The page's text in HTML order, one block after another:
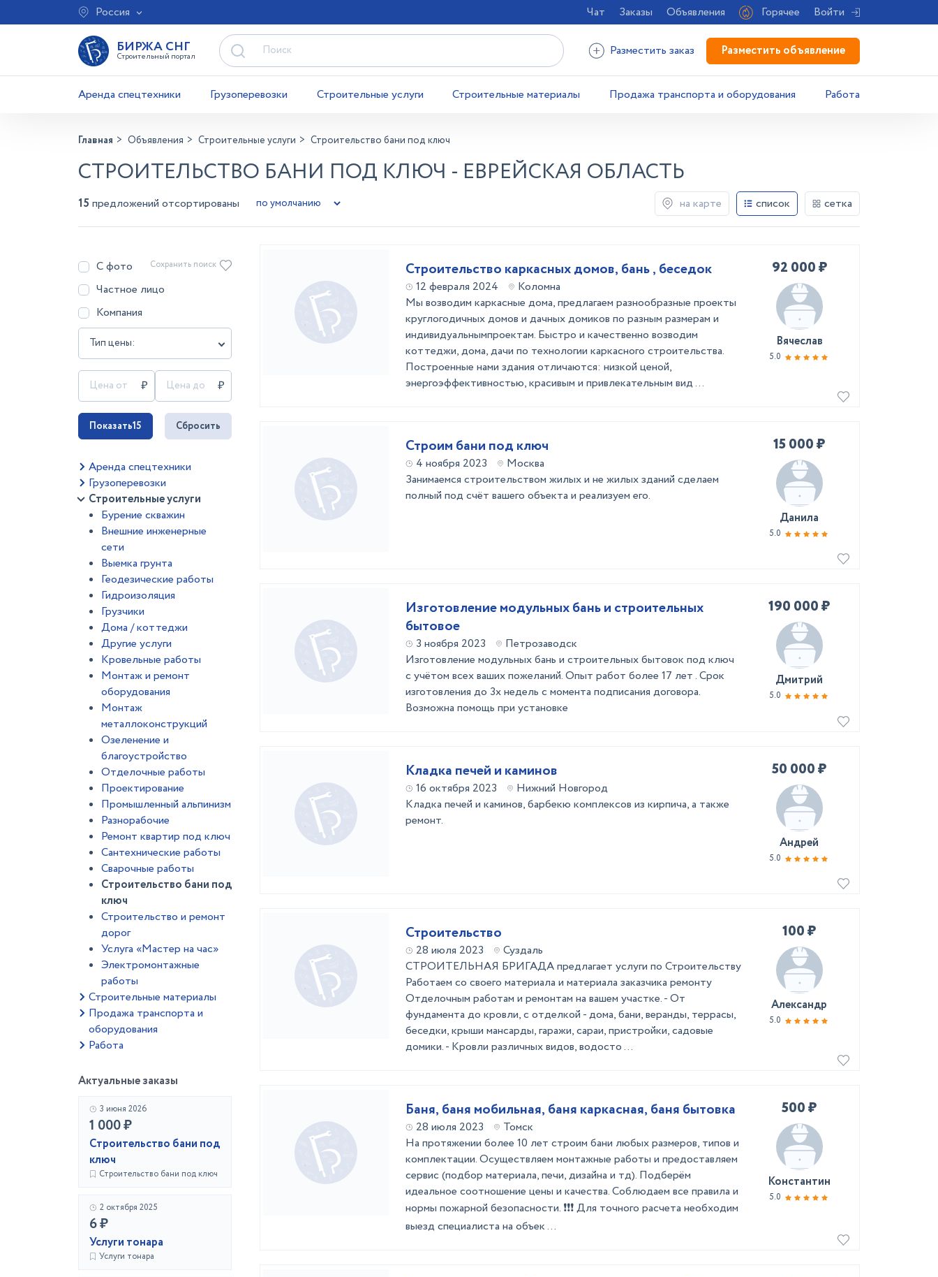
Россия Чат Заказы Объявления Горячее Войти
БИРЖА СНГ
Строительный портал Разместить заказ Разместить объявление
Аренда спецтехники Грузоперевозки Строительные услуги Строительные материалы Продажа транспорта и оборудования Работа
Главная Объявления Строительные услуги Строительство бани под ключ
СТРОИТЕЛЬСТВО БАНИ ПОД КЛЮЧ - ЕВРЕЙСКАЯ ОБЛАСТЬ
15 предложений отсортированы на карте список сетка
С фото
Частное лицо
Компания
Тип цены:
Сохранить поиск
Показать15 Сбросить
Аренда спецтехники
Грузоперевозки
Строительные услуги
Бурение скважин
Внешние инженерные
сети
Выемка грунта
Геодезические работы
Гидроизоляция
Грузчики
Дома / коттеджи
Другие услуги
Кровельные работы
Монтаж и ремонт
оборудования
Монтаж
металлоконструкций
Озеленение и
благоустройство
Отделочные работы
Проектирование
Промышленный альпинизм
Разнорабочие
Ремонт квартир под ключ
Сантехнические работы
Сварочные работы
Строительство бани под
ключ
Строительство и ремонт
дорог
Услуга «Мастер на час»
Электромонтажные
работы
Строительные материалы
Продажа транспорта и
оборудования
Работа
Актуальные заказы
3 июня 2026
1 000 ₽
Строительство бани под
ключ
Строительство бани под ключ
2 октября 2025
6 ₽
Услуги тонара
Услуги тонара
Строительство каркасных домов, бань , беседок
12 февраля 2024
Коломна
Мы возводим каркасные дома, предлагаем разнообразные проекты
круглогодичных домов и дачных домиков по разным размерам и
индивидуальнымпроектам. Быстро и качественно возводим
коттеджи, дома, дачи по технологии каркасного строительства.
Построенные нами здания отличаются: низкой ценой,
энергоэффективностью, красивым и привлекательным вид ...
92 000 ₽
Вячеслав
5.0
Строим бани под ключ
4 ноября 2023
Москва
Занимаемся строительством жилых и не жилых зданий сделаем
полный под счёт вашего объекта и реализуем его.
15 000 ₽
Данила
5.0
Изготовление модульных бань и строительных
бытовое
3 ноября 2023
Петрозаводск
Изготовление модульных бань и строительных бытовок под ключ
с учётом всех ваших пожеланий. Опыт работ более 17 лет . Срок
изготовления до 3х недель с момента подписания договора.
Возможна помощь при установке
190 000 ₽
Дмитрий
5.0
Кладка печей и каминов
16 октября 2023
Нижний Новгород
Кладка печей и каминов, барбекю комплексов из кирпича, а также
ремонт.
50 000 ₽
Андрей
5.0
Строительство
28 июля 2023
Суздаль
СТРОИТЕЛЬНАЯ БРИГАДА предлагает услуги по Строительству
Работаем со своего материала и материала заказчика ремонту
Отделочным работам и ремонтам на вашем участке. - От
фундамента до кровли, с отделкой - дома, бани, веранды, террасы,
беседки, крыши мансарды, гаражи, сараи, пристройки, садовые
домики. - Кровли различных видов, водосто ...
100 ₽
Александр
5.0
Баня, баня мобильная, баня каркасная, баня бытовка
28 июля 2023
Томск
На протяжении более 10 лет строим бани любых размеров, типов и
комплектации. Осуществляем монтажные работы и предоставляем
сервис (подбор материала, печи, дизайна и тд). Подберём
идеальное соотношение цены и качества. Соблюдаем все правила и
нормы пожарной безопасности. ❗❗❗ Для точного расчета необходим
выезд специалиста на объек ...
500 ₽
Константин
5.0